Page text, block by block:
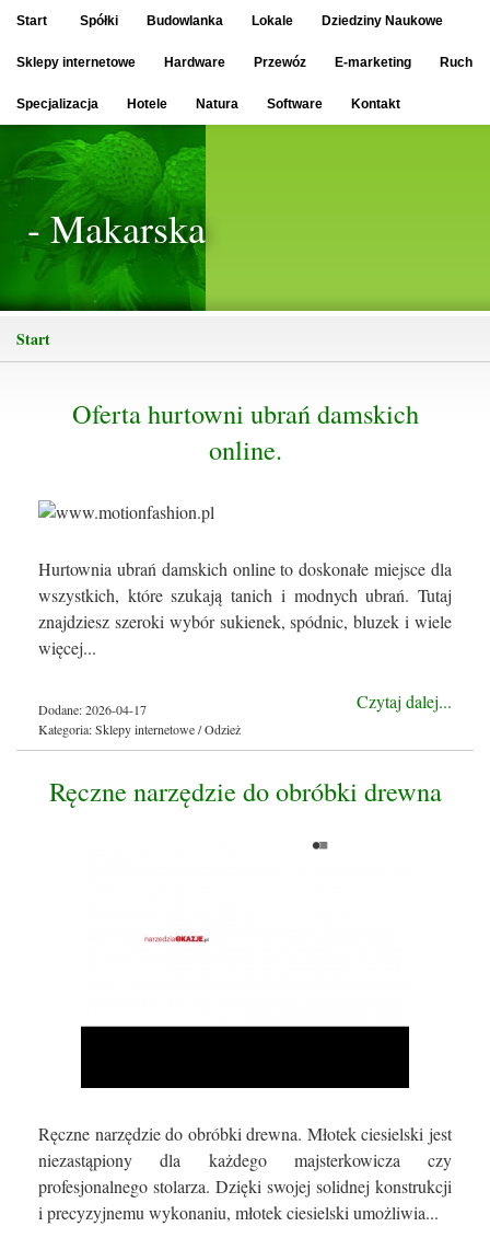
Start Spółki Budowlanka Lokale Dziedziny Naukowe
Sklepy internetowe Hardware Przewóz E-marketing Ruch
Specjalizacja Hotele Natura Software Kontakt
- Makarska
Start
Oferta hurtowni ubrań damskich
online.
Hurtownia ubrań damskich online to doskonałe miejsce dla
wszystkich, które szukają tanich i modnych ubrań. Tutaj
znajdziesz szeroki wybór sukienek, spódnic, bluzek i wiele
więcej...
Czytaj dalej...
Dodane: 2026-04-17
Kategoria: Sklepy internetowe / Odzież
Ręczne narzędzie do obróbki drewna
Ręczne narzędzie do obróbki drewna. Młotek ciesielski jest
niezastąpiony dla każdego majsterkowicza czy
profesjonalnego stolarza. Dzięki swojej solidnej konstrukcji
i precyzyjnemu wykonaniu, młotek ciesielski umożliwia...